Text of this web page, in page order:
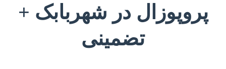
پروپوزال در شهربابک +
تضمینی